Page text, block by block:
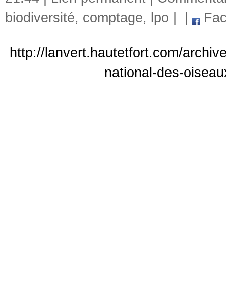
biodiversité, comptage, lpo
http://lanvert.hautetfort.com/
national-des-